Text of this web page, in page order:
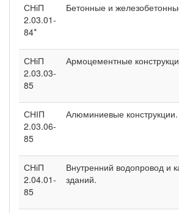
СНіП
2.03.01-
84*
Бетонные и
СНіП
2.03.03-
85
Армоцементные
СНІП
2.03.06-
85
Алюминиевые конструкции.
СНіП
2.04.01-
85
Внутренний водопровод и
зданий.